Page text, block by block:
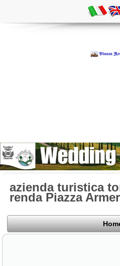
azienda turistica
renda Piazza